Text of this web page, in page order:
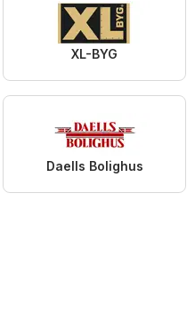
XL-BYG
Daells Bolighus